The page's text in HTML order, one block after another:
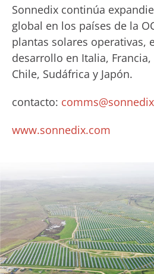
Sonnedix continúa
global en los países de la
plantas solares operativas,
desarrollo en Italia, Francia,
Chile, Sudáfrica y Japón.
contacto:
www.sonnedix.com